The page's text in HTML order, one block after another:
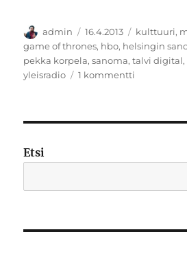
Kirjoittaja
admin Julkaistu
16.4.2013 Kategoriat
kulttuuri,
game of thrones, hbo, helsingin
pekka korpela,sanoma,talvi digital,
yleisradio
1 kommentti
Etsi